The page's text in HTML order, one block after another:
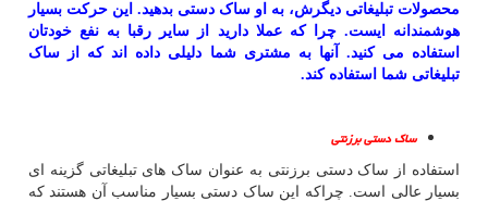
محصولات تبلیغاتی دیگرش، به او ساک دستی بدهید. این حرکت بسیار
هوشمندانه ایست. چرا که عملا دارید از سایر رقبا به نفع خودتان
استفاده می کنید. آنها به مشتری شما دلیلی داده اند که از ساک
تبلیغاتی شما استفاده کند.
ساک دستی برزنتی
استفاده از ساک دستی برزنتی به عنوان ساک های تبلیغاتی گزینه ای
بسیار عالی است. چراکه این ساک دستی بسیار مناسب آن هستند که